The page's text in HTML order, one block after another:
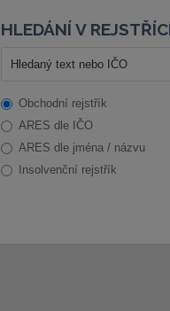
HLEDÁNÍ V
Obchodní rejstřík
ARES dle IČO
ARES dle jména / názvu
Insolvenční rejstřík